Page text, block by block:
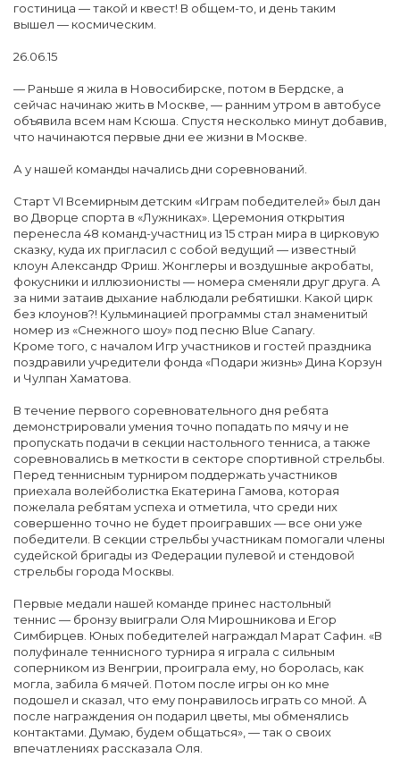
гостиница — такой и квест! В общем-то, и день таким
вышел — космическим.
26.06.15
— Раньше я жила в Новосибирске, потом в Бердске, а
сейчас начинаю жить в Москве, — ранним утром в автобусе
объявила всем нам Ксюша. Спустя несколько минут добавив,
что начинаются первые дни ее жизни в Москве.
А у нашей команды начались дни соревнований.
Старт VI Всемирным детским «Играм победителей» был дан
во Дворце спорта в «Лужниках». Церемония открытия
перенесла 48 команд-участниц из 15 стран мира в цирковую
сказку, куда их пригласил с собой ведущий — известный
клоун Александр Фриш. Жонглеры и воздушные акробаты,
фокусники и иллюзионисты — номера сменяли друг друга. А
за ними затаив дыхание наблюдали ребятишки. Какой цирк
без клоунов?! Кульминацией программы стал знаменитый
номер из «Снежного шоу» под песню Blue Canary.
Кроме того, с началом Игр участников и гостей праздника
поздравили учредители фонда «Подари жизнь» Дина Корзун
и Чулпан Хаматова.
В течение первого соревновательного дня ребята
демонстрировали умения точно попадать по мячу и не
пропускать подачи в секции настольного тенниса, а также
соревновались в меткости в секторе спортивной стрельбы.
Перед теннисным турниром поддержать участников
приехала волейболистка Екатерина Гамова, которая
пожелала ребятам успеха и отметила, что среди них
совершенно точно не будет проигравших — все они уже
победители. В секции стрельбы участникам помогали члены
судейской бригады из Федерации пулевой и стендовой
стрельбы города Москвы.
Первые медали нашей команде принес настольный
теннис — бронзу выиграли Оля Мирошникова и Егор
Симбирцев. Юных победителей награждал Марат Сафин. «В
полуфинале теннисного турнира я играла с сильным
соперником из Венгрии, проиграла ему, но боролась, как
могла, забила 6 мячей. Потом после игры он ко мне
подошел и сказал, что ему понравилось играть со мной. А
после награждения он подарил цветы, мы обменялись
контактами. Думаю, будем общаться», — так о своих
впечатлениях рассказала Оля.